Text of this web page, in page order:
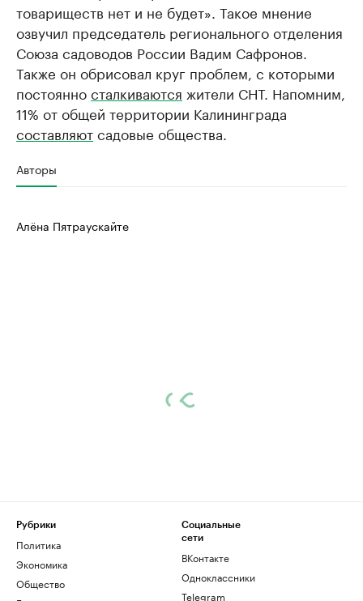
товариществ нет и не будет». Такое мнение
озвучил председатель регионального отделения
Союза садоводов России Вадим Сафронов.
Также он обрисовал круг проблем, с которыми
постоянносталкиваются жители СНТ. Напомним,
11% от общей территории Калининграда
составляютсадовые общества.
Авторы
Алёна Пятраускайте
Рубрики
Политика
Экономика
Общество
Социальные
сети
ВКонтакте
Одноклассники
Telegram